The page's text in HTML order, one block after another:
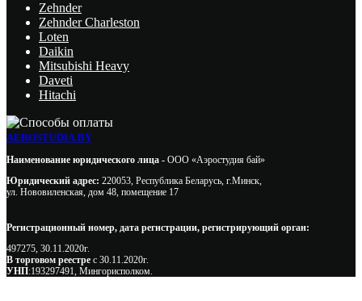
Zehnder
Zehnder Charleston
Loten
Daikin
Mitsubishi Heavy
Daveti
Hitachi
AEROSTUDIA.BY
Наименование юридического лица - ООО «Аэростудия бай»
Юридический адрес: 220053, Республика Беларусь, г.Минск,
ул. Нововиленская, дом 48, помещение 17
Регистрационный номер, дата регистрации, регистрирующий орган:
497275, 30.11.2020г.
В торговом реестре с 30.11.2020г.
УНП:193297491, Мингорисполком.